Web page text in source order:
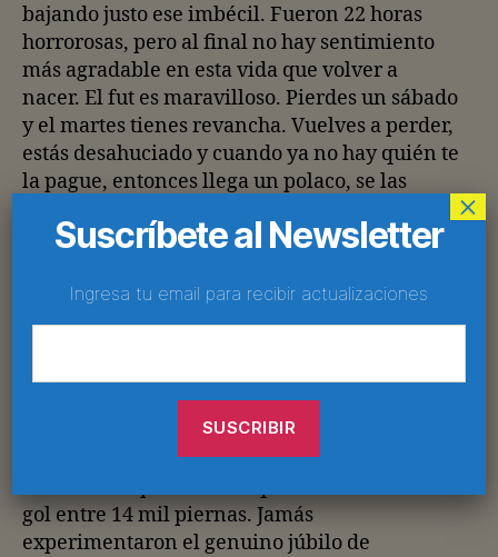
bajando justo ese imbécil. Fueron 22 horas
horrorosas, pero al final no hay sentimiento
más agradable en esta vida que volver a
nacer. El fut es maravilloso. Pierdes un sábado
y el martes tienes revancha. Vuelves a perder,
estás desahuciado y cuando ya no hay quién te
la pague, entonces llega un polaco, se las
irremediablemente en el absurdo. Es lo que
tiene el futbol, ¿no? Es increíble que un
clase de emociones. Entiendo a la gente que
no le encuentra sentido, pero es evidente su
frigidez. Pobres, jamás sintieron cómo se te va
el alma del cuerpo cuando un balón del
gol entre 14 mil piernas. Jamás
experimentaron el genuino júbilo de
Suscríbete al Newsletter
Ingresa tu email para recibir actualizaciones
×